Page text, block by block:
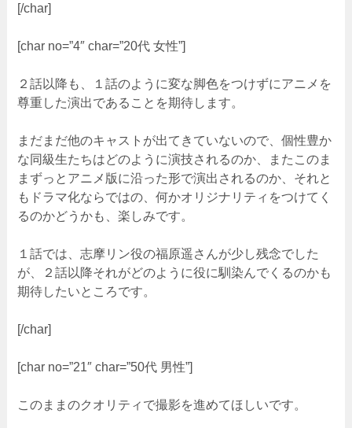
[/char]
[char no=”4″ char=”20代 女性”]
２話以降も、１話のように変な脚色をつけずにアニメを
尊重した演出であることを期待します。
まだまだ他のキャストが出てきていないので、個性豊か
な同級生たちはどのように演技されるのか、またこのま
まずっとアニメ版に沿った形で演出されるのか、それと
もドラマ化ならではの、何かオリジナリティをつけてく
るのかどうかも、楽しみです。
１話では、志摩リン役の福原遥さんが少し残念でした
が、２話以降それがどのように役に馴染んでくるのかも
期待したいところです。
[/char]
[char no=”21″ char=”50代 男性”]
このままのクオリティで撮影を進めてほしいです。